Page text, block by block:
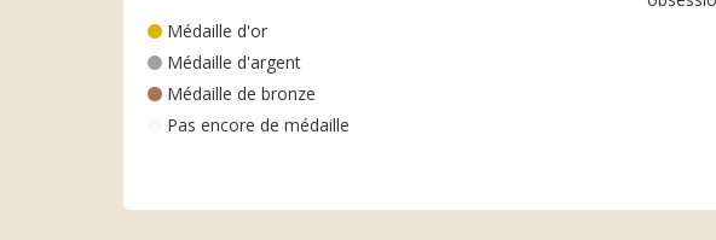
Médaille d'or
Médaille d'argent
Médaille de bronze
Pas encore de médaille